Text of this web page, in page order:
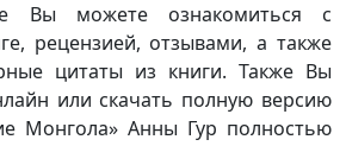
Вы можете ознакомиться с
рецензией, отзывами, а также
цитаты из книги. Также Вы
или скачать полную версию
Монгола» Анны Гур полностью